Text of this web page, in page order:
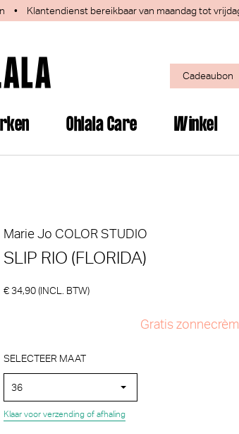
• Klantendienst bereikbaar van maandag tot
Cadeaubon
Ohlala Care Winkel
Marie Jo COLOR STUDIO
SLIP RIO (FLORIDA)
€ 34,90 (INCL. BTW)
Gratis
SELECTEER MAAT
36
Klaar voor verzending of afhaling